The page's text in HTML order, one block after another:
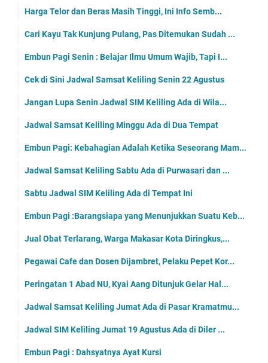
Harga Telor dan Beras Masih Tinggi, Ini Info Semb...
Cari Kayu Tak Kunjung Pulang, Pas Ditemukan Sudah ...
Embun Pagi Senin : Belajar Ilmu Umum Wajib, Tapi I...
Cek di Sini Jadwal Samsat Keliling Senin 22 Agustus
Jangan Lupa Senin Jadwal SIM Keliling Ada di Wila...
Jadwal Samsat Keliling Minggu Ada di Dua Tempat
Embun Pagi: Kebahagian Adalah Ketika Seseorang Mam...
Jadwal Samsat Keliling Sabtu Ada di Purwasari dan ...
Sabtu Jadwal SIM Keliling Ada di Tempat Ini
Embun Pagi :Barangsiapa yang Menunjukkan Suatu Keb...
Jual Obat Terlarang, Warga Makasar Kota Diringkus,...
Pegawai Cafe dan Dosen Dijambret, Pelaku Pepet Kor...
Peringatan 1 Abad NU, Kyai Aang Ditunjuk Gelar Hal...
Jadwal Samsat Keliling Jumat Ada di Pasar Kramatmu...
Jadwal SIM Keliling Jumat 19 Agustus Ada di Diler ...
Embun Pagi : Dahsyatnya Ayat Kursi